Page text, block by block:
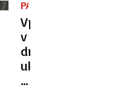
PAJKOVA
MREŽA
Vpogled
v
drzen
ukrajinski
načrt,